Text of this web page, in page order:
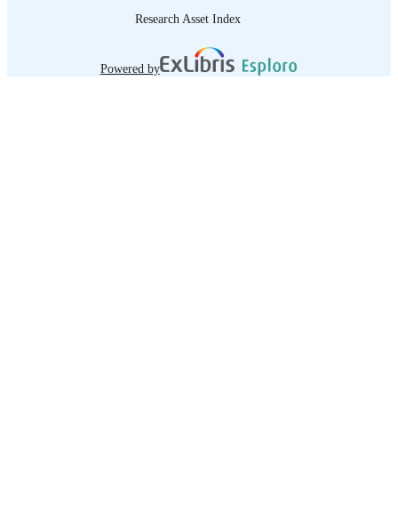
Research Asset Index
Powered by